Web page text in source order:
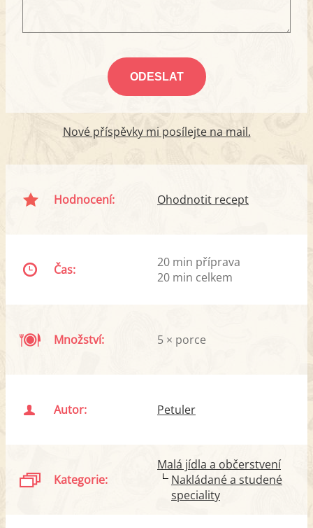
Nové příspěvky mi posílejte na mail.
Hodnocení: Ohodnotit recept
Čas:
20 min příprava
20 min celkem
Množství: 5 × porce
Autor: Petuler
Kategorie:
Malá jídla a občerstvení
Nakládané a studené
speciality